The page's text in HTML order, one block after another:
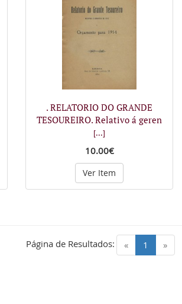
. RELATORIO DO GRANDE
TESOUREIRO. Relativo á geren
[...]
10.00€
Ver Item
« 1 (current)
»
Página de Resultados: